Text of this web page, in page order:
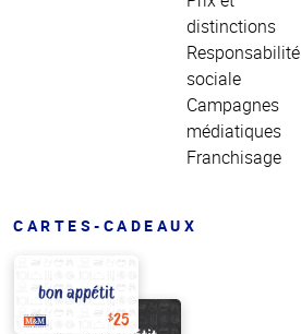
distinctions
Responsabilité
sociale
Campagnes
médiatiques
Franchisage
CARTES-CADEAUX